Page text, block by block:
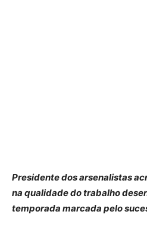
Presidente dos arsenalistas
na qualidade do trabalho
temporada marcada pelo